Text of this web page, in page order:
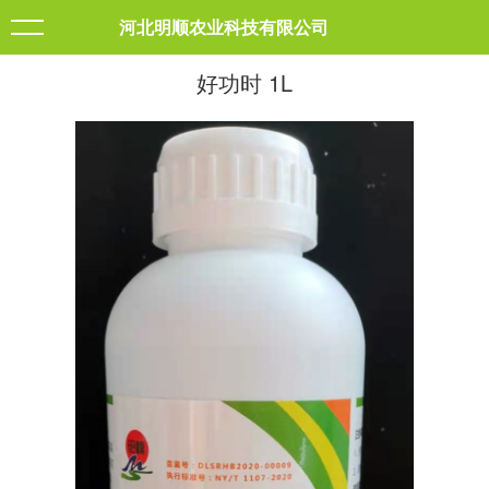
河北明顺农业科技有限公司
好功时 1L